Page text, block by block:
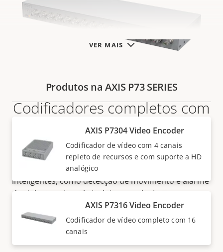
VER MAIS
Codificadores completos com
até 16 canais
A AXIS P73 Video Encoder Series oferece suporte a
controle PTZ, áudio bidirecional e análises
inteligentes, como detecção de movimento e alarme
de violação ativo. Ela inclui a tecnologia Zipstream
com H.264/H.265 para reduzir consideravelmente os
requisitos de largura de banda e armazenamento.
Produtos na AXIS P73 SERIES
AXIS P7304 Video Encoder
Codificador de vídeo com 4 canais
repleto de recursos e com suporte a HD
analógico
AXIS P7316 Video Encoder
Codificador de vídeo completo com 16
canais